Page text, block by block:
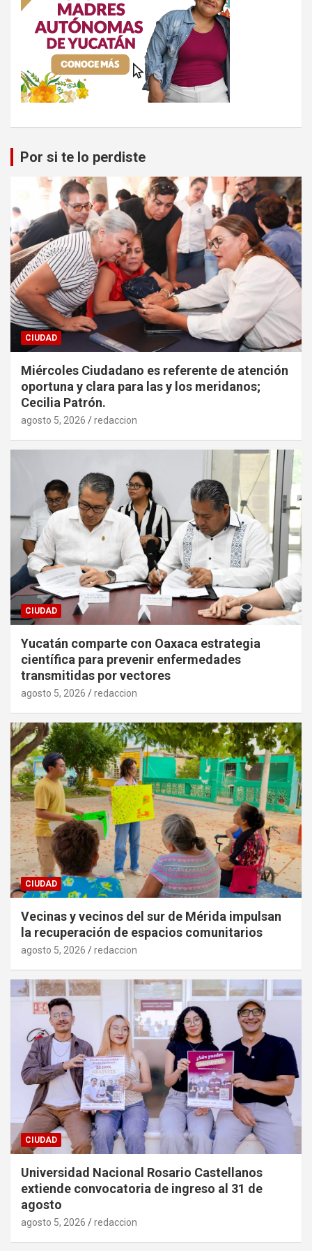
Por si te lo perdiste
CIUDAD
Miércoles Ciudadano es referente de atención
oportuna y clara para las y los meridanos;
Cecilia Patrón.
agosto 5, 2026 redaccion
CIUDAD
Yucatán comparte con Oaxaca estrategia
científica para prevenir enfermedades
transmitidas por vectores
agosto 5, 2026 redaccion
CIUDAD
Vecinas y vecinos del sur de Mérida impulsan
la recuperación de espacios comunitarios
agosto 5, 2026 redaccion
CIUDAD
Universidad Nacional Rosario Castellanos
extiende convocatoria de ingreso al 31 de
agosto
agosto 5, 2026 redaccion